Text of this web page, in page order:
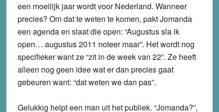
een moeilijk jaar wordt voor Nederland. Wanneer
precies? Om dat te weten te komen, pakt Jomanda
een agenda en slaat die open: “Augustus sla ik
open… augustus 2011 noteer maar”. Het wordt nog
specifieker want ze “zit in de week van 22”. Ze heeft
alleen nog geen idee wat er dan precies gaat
gebeuren want: “dat weten we dan pas”.
Gelukkig helpt een man uit het publiek. “Jomanda?”,